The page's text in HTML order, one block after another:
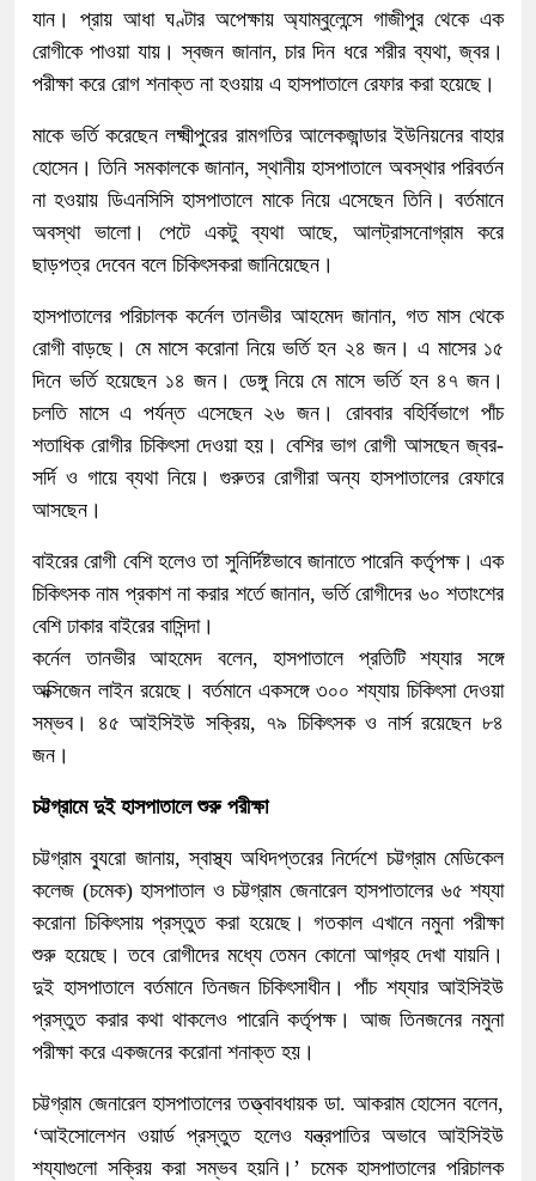
যান। প্রায় আধা ঘণ্টার অপেক্ষায় অ্যাম্বুলেন্সে গাজীপুর থেকে এক
রোগীকে পাওয়া যায়। স্বজন জানান, চার দিন ধরে শরীর ব্যথা, জ্বর।
পরীক্ষা করে রোগ শনাক্ত না হওয়ায় এ হাসপাতালে রেফার করা হয়েছে।
মাকে ভর্তি করেছেন লক্ষ্মীপুরের রামগতির আলেকজান্ডার ইউনিয়নের বাহার
হোসেন। তিনি সমকালকে জানান, স্থানীয় হাসপাতালে অবস্থার পরিবর্তন
না হওয়ায় ডিএনসিসি হাসপাতালে মাকে নিয়ে এসেছেন তিনি। বর্তমানে
অবস্থা ভালো। পেটে একটু ব্যথা আছে, আলট্রাসনোগ্রাম করে
ছাড়পত্র দেবেন বলে চিকিৎসকরা জানিয়েছেন।
হাসপাতালের পরিচালক কর্নেল তানভীর আহমেদ জানান, গত মাস থেকে
রোগী বাড়ছে। মে মাসে করোনা নিয়ে ভর্তি হন ২৪ জন। এ মাসের ১৫
দিনে ভর্তি হয়েছেন ১৪ জন। ডেঙ্গু নিয়ে মে মাসে ভর্তি হন ৪৭ জন।
চলতি মাসে এ পর্যন্ত এসেছেন ২৬ জন। রোববার বহির্বিভাগে পাঁচ
শতাধিক রোগীর চিকিৎসা দেওয়া হয়। বেশির ভাগ রোগী আসছেন জ্বর-
সর্দি ও গায়ে ব্যথা নিয়ে। গুরুতর রোগীরা অন্য হাসপাতালের রেফারে
আসছেন।
বাইরের রোগী বেশি হলেও তা সুনির্দিষ্টভাবে জানাতে পারেনি কর্তৃপক্ষ। এক
চিকিৎসক নাম প্রকাশ না করার শর্তে জানান, ভর্তি রোগীদের ৬০ শতাংশের
বেশি ঢাকার বাইরের বাসিন্দা।
কর্নেল তানভীর আহমেদ বলেন, হাসপাতালে প্রতিটি শয্যার সঙ্গে
অক্সিজেন লাইন রয়েছে। বর্তমানে একসঙ্গে ৩০০ শয্যায় চিকিৎসা দেওয়া
সম্ভব। ৪৫ আইসিইউ সক্রিয়, ৭৯ চিকিৎসক ও নার্স রয়েছেন ৮৪
জন।
চট্টগ্রামে দুই হাসপাতালে শুরু পরীক্ষা
চট্টগ্রাম ব্যুরো জানায়, স্বাস্থ্য অধিদপ্তরের নির্দেশে চট্টগ্রাম মেডিকেল
কলেজ (চমেক) হাসপাতাল ও চট্টগ্রাম জেনারেল হাসপাতালের ৬৫ শয্যা
করোনা চিকিৎসায় প্রস্তুত করা হয়েছে। গতকাল এখানে নমুনা পরীক্ষা
শুরু হয়েছে। তবে রোগীদের মধ্যে তেমন কোনো আগ্রহ দেখা যায়নি।
দুই হাসপাতালে বর্তমানে তিনজন চিকিৎসাধীন। পাঁচ শয্যার আইসিইউ
প্রস্তুত করার কথা থাকলেও পারেনি কর্তৃপক্ষ। আজ তিনজনের নমুনা
পরীক্ষা করে একজনের করোনা শনাক্ত হয়।
চট্টগ্রাম জেনারেল হাসপাতালের তত্ত্বাবধায়ক ডা. আকরাম হোসেন বলেন,
‘আইসোলেশন ওয়ার্ড প্রস্তুত হলেও যন্ত্রপাতির অভাবে আইসিইউ
শয্যাগুলো সক্রিয় করা সম্ভব হয়নি।’ চমেক হাসপাতালের পরিচালক